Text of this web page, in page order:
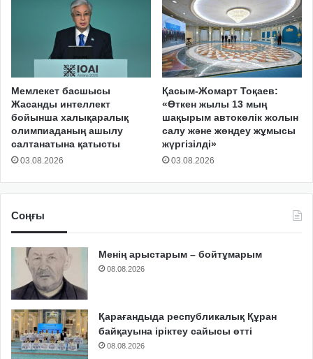
Мемлекет басшысы
Жасанды интеллект
бойынша халықаралық
олимпиаданың ашылу
салтанатына қатысты
03.08.2026
Қасым-Жомарт Тоқаев:
«Өткен жылы 13 мың
шақырым автокөлік жолын
салу және жөндеу жұмысы
жүргізілді»
03.08.2026
Соңғы
Менің арыстарым – бойтұмарым
08.08.2026
Қарағандыда республикалық Құран
байқауына іріктеу сайысы өтті
08.08.2026